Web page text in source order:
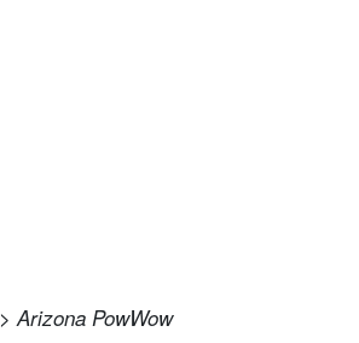
> Arizona PowWow